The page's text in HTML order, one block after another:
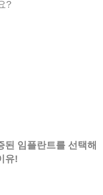
?
된 임플란트를 선택해
유!